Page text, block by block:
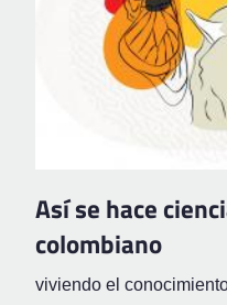
Así se hace
colombiano
viviendo el